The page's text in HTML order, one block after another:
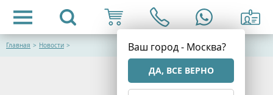
Ваш город - Москва?
ДА, ВСЕ ВЕРНО
Главная > Новости >